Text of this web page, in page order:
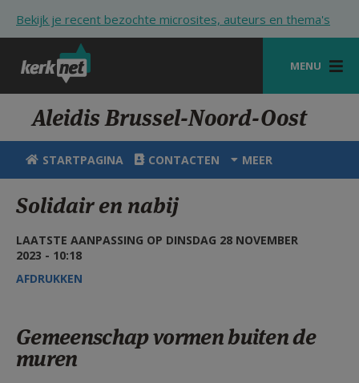
Bekijk je recent bezochte microsites, auteurs en thema's
MENU
STARTPAGINA
KERK
VIERINGEN
SHOP
ZOEKEN
HULP
MIJN PAROCHIE
Aleidis Brussel-Noord-Oost
STARTPAGINA CONTACTEN MEER
Solidair en nabij
LAATSTE AANPASSING OP DINSDAG 28 NOVEMBER
2023 - 10:18
AFDRUKKEN
Gemeenschap vormen buiten de
muren